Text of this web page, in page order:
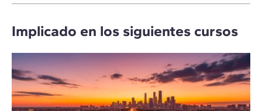
Implicado en los siguientes cursos